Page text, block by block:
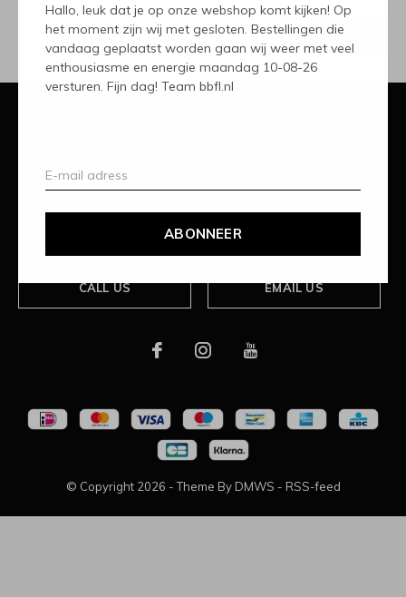
Hallo, leuk dat je op onze webshop komt kijken! Op
het moment zijn wij met gesloten. Bestellingen die
vandaag geplaatst worden gaan wij weer met veel
enthousiasme en energie maandag 10-08-26
versturen. Fijn dag! Team bbfl.nl
ABONNEER
ABONNEER
Categorieën
CALL US EMAIL US
© Copyright 2026 - Theme By DMWS - RSS-feed